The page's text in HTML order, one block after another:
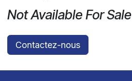
Not Available For Sale
Contactez-nous